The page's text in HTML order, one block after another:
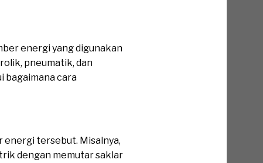
energi yang digunakan
pneumatik, dan
bagaimana cara
energi tersebut. Misalnya,
dengan memutar saklar